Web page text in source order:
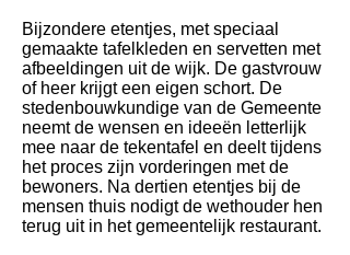
Bijzondere etentjes, met speciaal
gemaakte tafelkleden en servetten met
afbeeldingen uit de wijk. De gastvrouw
of heer krijgt een eigen schort. De
stedenbouwkundige van de Gemeente
neemt de wensen en ideeën letterlijk
mee naar de tekentafel en deelt tijdens
het proces zijn vorderingen met de
bewoners. Na dertien etentjes bij de
mensen thuis nodigt de wethouder hen
terug uit in het gemeentelijk restaurant.